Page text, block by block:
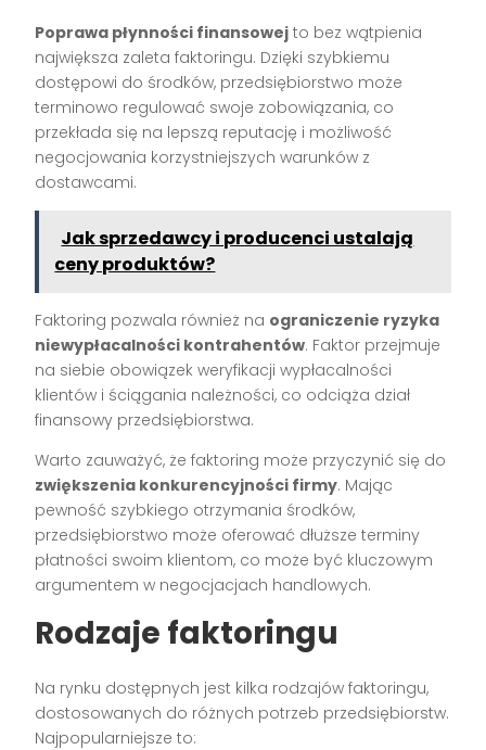
Poprawa płynności finansowej to bez wątpienia
największa zaleta faktoringu. Dzięki szybkiemu
dostępowi do środków, przedsiębiorstwo może
terminowo regulować swoje zobowiązania, co
przekłada się na lepszą reputację i możliwość
negocjowania korzystniejszych warunków z
dostawcami.
Jak sprzedawcy i producenci ustalają
ceny produktów?
Faktoring pozwala również na ograniczenie ryzyka
niewypłacalności kontrahentów. Faktor przejmuje
na siebie obowiązek weryfikacji wypłacalności
klientów i ściągania należności, co odciąża dział
finansowy przedsiębiorstwa.
Warto zauważyć, że faktoring może przyczynić się do
zwiększenia konkurencyjności firmy. Mając
pewność szybkiego otrzymania środków,
przedsiębiorstwo może oferować dłuższe terminy
płatności swoim klientom, co może być kluczowym
argumentem w negocjacjach handlowych.
Rodzaje faktoringu
Na rynku dostępnych jest kilka rodzajów faktoringu,
dostosowanych do różnych potrzeb przedsiębiorstw.
Najpopularniejsze to: